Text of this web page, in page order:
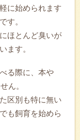
に始められます
す。
ほとんど臭いが
ます。
る際に、本や
ん。
区別も特に無い
も飼育を始めら